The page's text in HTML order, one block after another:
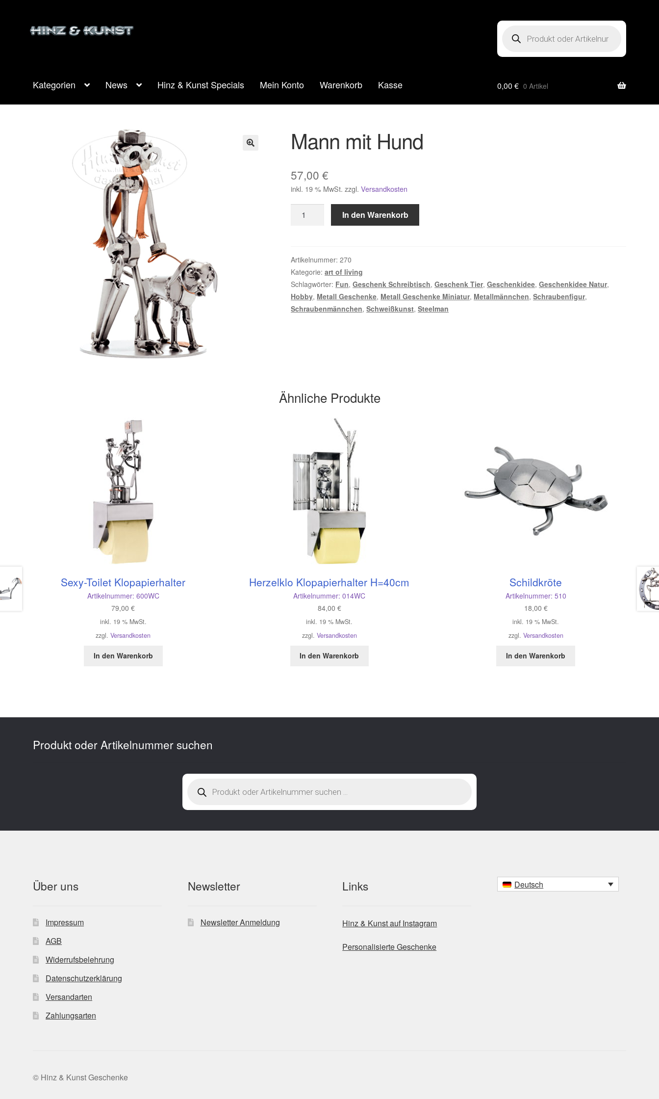
Zur
Navigation
Zum
Inhalt
search
Kategorien News Hinz & Kunst Specials Mein Konto Warenkorb Kasse 0,00 € 0 Artikel
Mann mit Hund
57,00€
inkl. 19 % MwSt. zzgl.Versandkosten
In den Warenkorb
Artikelnummer:270
Kategorie:art of living
Schlagwörter: Fun,Geschenk Schreibtisch,Geschenk Tier,Geschenkidee,Geschenkidee Natur,
Hobby, Metall Geschenke, Metall Geschenke Miniatur, Metallmännchen,Schraubenfigur,
Schraubenmännchen,Schweißkunst,Steelman
Ähnliche Produkte
Sexy-Toilet Klopapierhalter
Artikelnummer: 600WC
79,00€
inkl. 19 % MwSt.
zzgl.Versandkosten
In den Warenkorb
Herzelklo Klopapierhalter H=40cm
Artikelnummer:014WC
84,00 €
inkl. 19 % MwSt.
zzgl. Versandkosten
In den Warenkorb
Schildkröte
Artikelnummer: 510
18,00 €
inkl. 19 % MwSt.
zzgl. Versandkosten
In den Warenkorb
Produkt oder Artikelnummer suchen
search
Über uns
Impressum
AGB
Widerrufsbelehrung
Datenschutzerklärung
Versandarten
Zahlungsarten
Newsletter
Newsletter Anmeldung
Links
Hinz & Kunst auf Instagram
Personalisierte Geschenke
Deutsch
© Hinz & Kunst Geschenke